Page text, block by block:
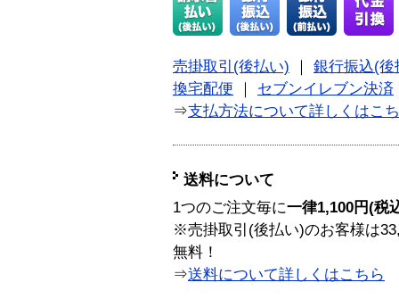
売掛取引(後払い)
銀行振込(後
換宅配便
セブンイレブン決済
⇒支払方法について詳しくはこ
送料について
1つのご注文毎に一律1,100円(税
※売掛取引(後払い)のお客様は
無料！
⇒送料について詳しくはこちら